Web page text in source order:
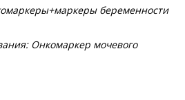
беременности
Онкомаркер мочевого